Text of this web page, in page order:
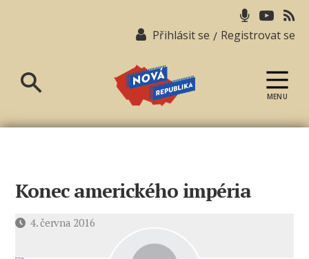
Přihlásit se / Registrovat se
republika
MENU
Konec amerického impéria
Datum4. června 2016